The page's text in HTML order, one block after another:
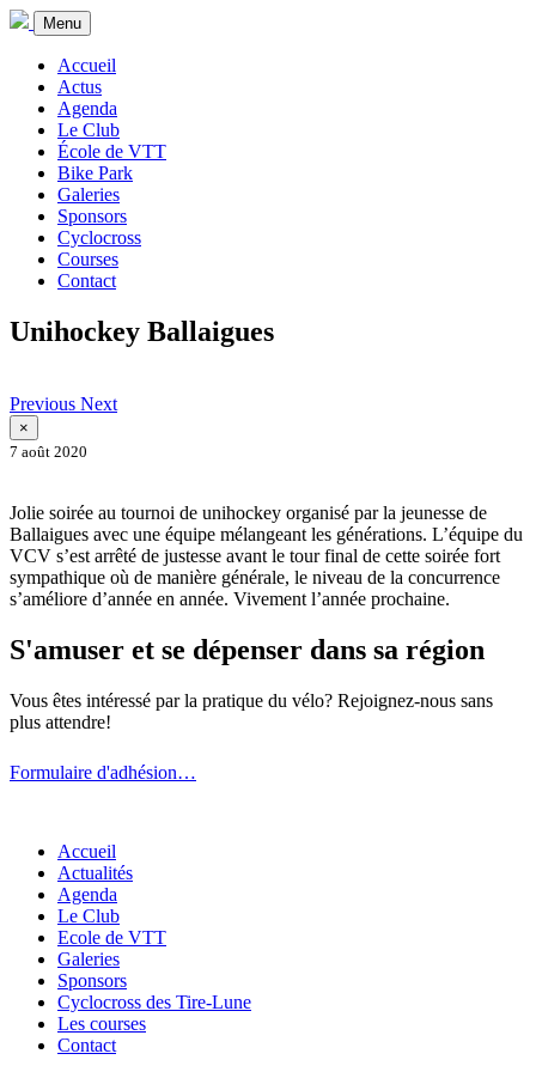
Menu
Accueil
Actus
Agenda
Le Club
École de VTT
Bike Park
Galeries
Sponsors
Cyclocross
Courses
Contact
Unihockey Ballaigues
Previous Next
×
7 août 2020
Jolie soirée au tournoi de unihockey organisé par la jeunesse de
Ballaigues avec une équipe mélangeant les générations. L’équipe du
VCV s’est arrêté de justesse avant le tour final de cette soirée fort
sympathique où de manière générale, le niveau de la concurrence
s’améliore d’année en année. Vivement l’année prochaine.
S'amuser et se dépenser dans sa région
Vous êtes intéressé par la pratique du vélo? Rejoignez-nous sans
plus attendre!
Formulaire d'adhésion…
Accueil
Actualités
Agenda
Le Club
Ecole de VTT
Galeries
Sponsors
Cyclocross des Tire-Lune
Les courses
Contact